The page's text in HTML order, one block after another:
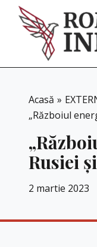
content
Acasă
„Războiul
Rusiei
2 martie 2023